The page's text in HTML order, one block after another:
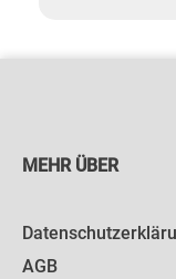
MEHR ÜBER
AGB